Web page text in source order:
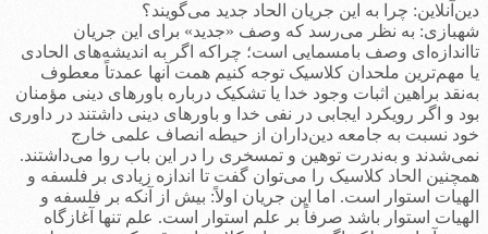
دین‌آنلاین: چرا به این جریان الحاد جدید می‌گویند؟
شهبازی: به نظر می‌رسد که وصف «جدید» برای این جریان
تااندازه‌ای وصف بامسمایی است؛ چراکه اگر به اندیشه‌های الحادی
یا مهم‌ترین ملحدان کلاسیک توجه کنیم همت آنها عمدتاً معطوف
به‌نقد براهین اثبات وجود خدا یا تشکیک درباره باورهای دینی مؤمنان
بود و اگر رویکرد ایجابی در نفی خدا و باورهای دینی داشتند در داوری
خود نسبت به جامعه دین‌داران از حیطه انصاف علمی خارج
نمی‌شدند و به‌ندرت توهین و تمسخری را در این باب روا می‌داشتند.
همچنین الحاد کلاسیک را می‌توان گفت تا اندازه زیادی بر فلسفه و
الهیات استوار است. اما این جریان اولاً: بیش از آنکه بر فلسفه و
الهیات استوار باشد صرفاً بر علم استوار است. علم تنها آغازگاه